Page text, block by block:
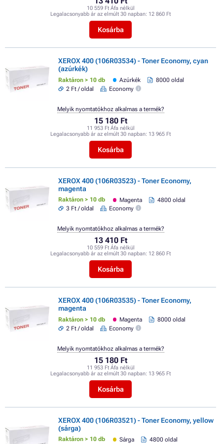
10 559 Ft Áfa nélkül
Legalacsonyabb ár az elmúlt 30 napban: 12 860 Ft
Kosárba
XEROX 400 (106R03534) - Toner Economy, cyan
(azúrkék)
Raktáron > 10 db Azúrkék
8000 oldal
2 Ft / oldal
Economy
15 180 Ft
11 953 Ft Áfa nélkül
Legalacsonyabb ár az elmúlt 30 napban: 13 965 Ft
Kosárba
Melyik nyomtatókhoz alkalmas a termék?
XEROX 400 (106R03523) - Toner Economy,
magenta
Raktáron > 10 db Magenta
4800 oldal
3 Ft / oldal
Economy
13 410 Ft
10 559 Ft Áfa nélkül
Legalacsonyabb ár az elmúlt 30 napban: 12 860 Ft
Kosárba
Melyik nyomtatókhoz alkalmas a termék?
XEROX 400 (106R03535) - Toner Economy,
magenta
Raktáron > 10 db Magenta
8000 oldal
2 Ft / oldal
Economy
15 180 Ft
11 953 Ft Áfa nélkül
Legalacsonyabb ár az elmúlt 30 napban: 13 965 Ft
Kosárba
Melyik nyomtatókhoz alkalmas a termék?
XEROX 400 (106R03521) - Toner Economy, yellow
(sárga)
Raktáron > 10 db Sárga
4800 oldal